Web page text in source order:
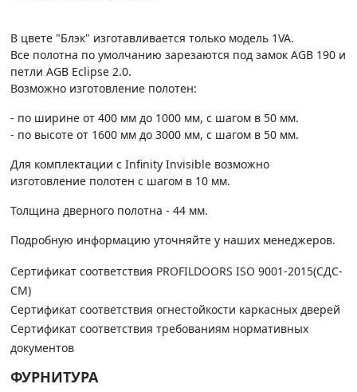
В цвете "Блэк" изготавливается только модель 1VA.
Все полотна по умолчанию зарезаются под замок AGB 190 и
петли AGB Eclipse 2.0.
Возможно изготовление полотен:
- по ширине от 400 мм до 1000 мм, с шагом в 50 мм.
- по высоте от 1600 мм до 3000 мм, с шагом в 50 мм.
Для комплектации с Infinity Invisible возможно
изготовление полотен с шагом в 10 мм.
Толщина дверного полотна - 44 мм.
Подробную информацию уточняйте у наших менеджеров.
Сертификат соответствия PROFILDOORS ISO 9001-2015(СДС-
СМ)
Сертификат соответствия огнестойкости каркасных дверей
Сертификат соответствия требованиям нормативных
документов
ФУРНИТУРА